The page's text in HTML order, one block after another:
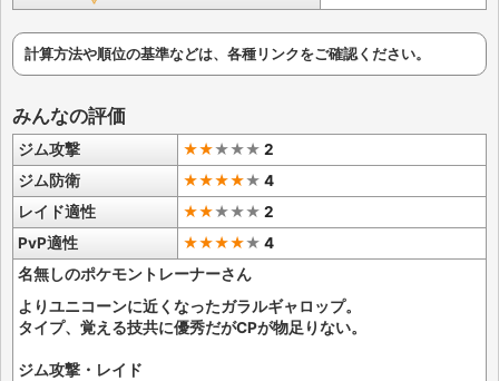
計算方法や順位の基準などは、各種リンクをご確認ください。
みんなの評価
ジム攻撃 ★★★★★ 2
ジム防衛
★★★★★ 4
レイド適性
★★★★★ 2
PvP適性
★★★★★ 4
名無しのポケモントレーナーさん
よりユニコーンに近くなったガラルギャロップ。
タイプ、覚える技共に優秀だがCPが物足りない。
ジム攻撃・レイド